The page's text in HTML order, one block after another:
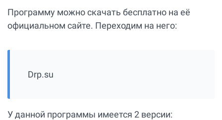
Программу можно скачать бесплатно на её
официальном сайте. Переходим на него:
Drp.su
У данной программы имеется 2 версии: